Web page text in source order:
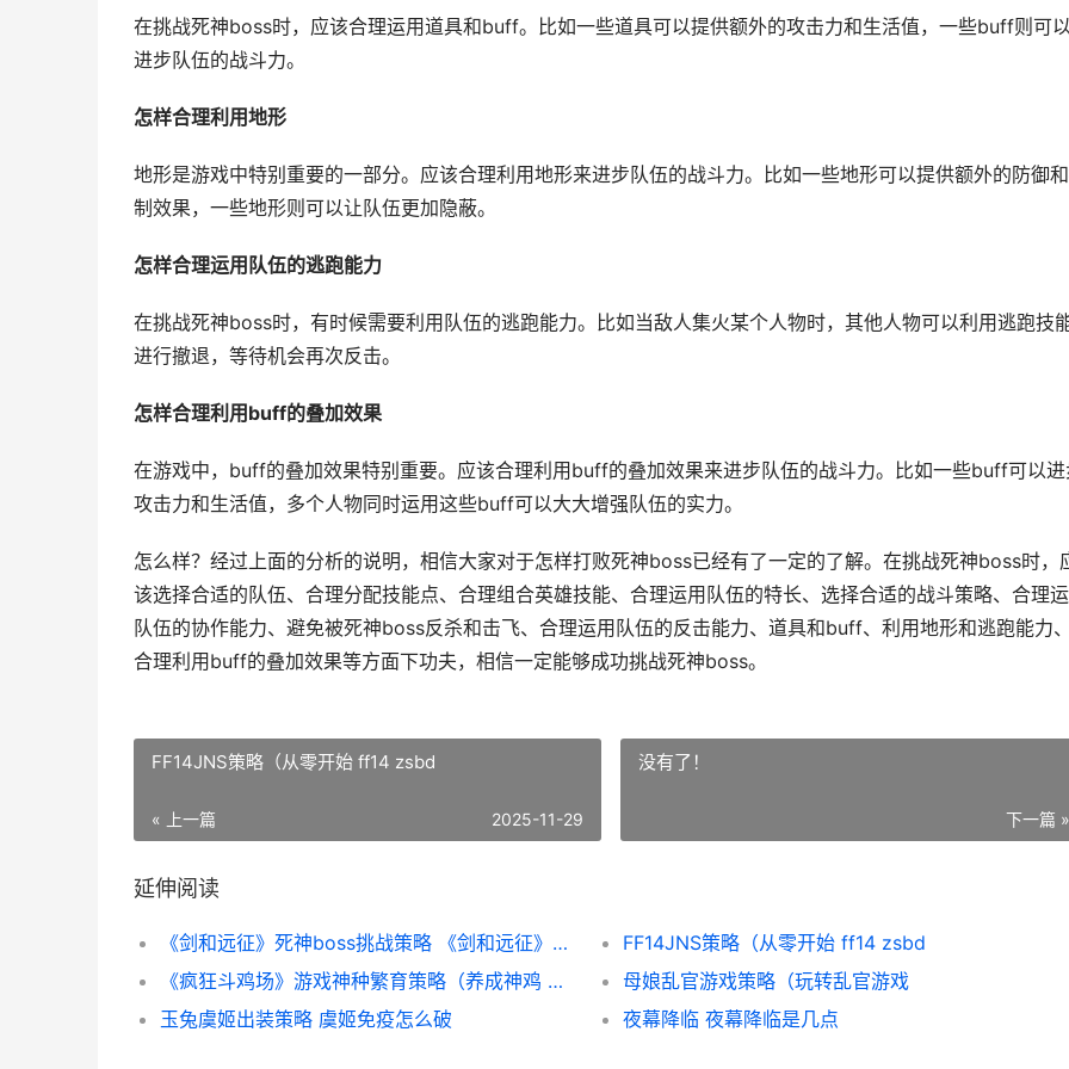
在挑战死神boss时，应该合理运用道具和buff。比如一些道具可以提供额外的攻击力和生活值，一些buff则可以
进步队伍的战斗力。
怎样合理利用地形
地形是游戏中特别重要的一部分。应该合理利用地形来进步队伍的战斗力。比如一些地形可以提供额外的防御
制效果，一些地形则可以让队伍更加隐蔽。
怎样合理运用队伍的逃跑能力
在挑战死神boss时，有时候需要利用队伍的逃跑能力。比如当敌人集火某个人物时，其他人物可以利用逃跑技
进行撤退，等待机会再次反击。
怎样合理利用buff的叠加效果
在游戏中，buff的叠加效果特别重要。应该合理利用buff的叠加效果来进步队伍的战斗力。比如一些buff可以进
攻击力和生活值，多个人物同时运用这些buff可以大大增强队伍的实力。
怎么样？经过上面的分析的说明，相信大家对于怎样打败死神boss已经有了一定的了解。在挑战死神boss时，
该选择合适的队伍、合理分配技能点、合理组合英雄技能、合理运用队伍的特长、选择合适的战斗策略、合理
队伍的协作能力、避免被死神boss反杀和击飞、合理运用队伍的反击能力、道具和buff、利用地形和逃跑能力、
合理利用buff的叠加效果等方面下功夫，相信一定能够成功挑战死神boss。
FF14JNS策略（从零开始 ff14 zsbd
« 上一篇 2025-11-29
没有了！
下一篇 »
延伸阅读
《剑和远征》死神boss挑战策略 《剑和远征》死了多少人
FF14JNS策略（从零开始 ff14 zsbd
《疯狂斗鸡场》游戏神种繁育策略（养成神鸡 疯狂斗鸡场下载
母娘乱官游戏策略（玩转乱官游戏
玉兔虞姬出装策略 虞姬免疫怎么破
夜幕降临 夜幕降临是几点